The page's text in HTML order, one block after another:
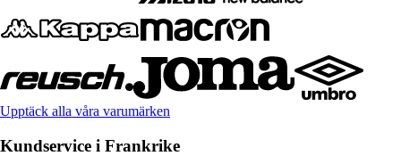
Upptäck alla våra varumärken
Kundservice i Frankrike